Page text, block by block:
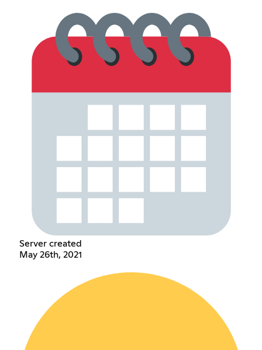
Server created
May 26th, 2021